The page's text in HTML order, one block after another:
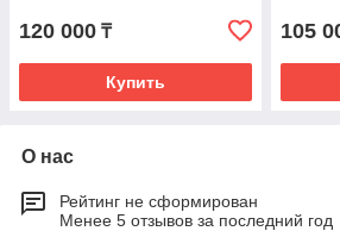
120 000 ₸
Купить
105
О нас
Рейтинг не сформирован
Менее 5 отзывов за последний год